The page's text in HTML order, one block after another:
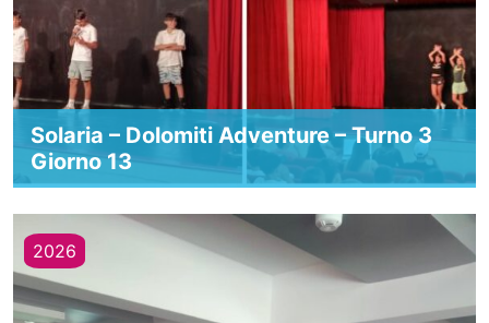
Solaria – Dolomiti Adventure – Turno 3
Giorno 13
2026